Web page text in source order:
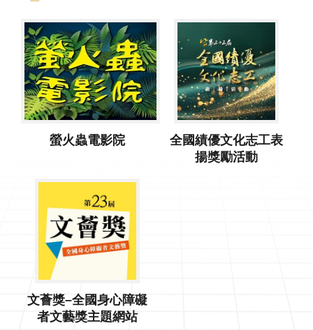
螢火蟲電影院
全國績優文化志工表
揚獎勵活動
文薈獎–全國身心障礙
者文藝獎主題網站